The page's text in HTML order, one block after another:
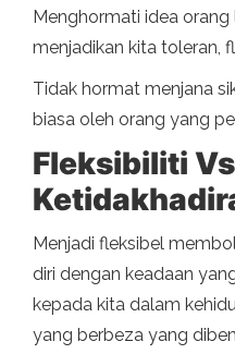
Menghormati idea
menjadikan kita toleran,
Tidak hormat menjana
biasa oleh orang yang
Fleksibiliti
Menjadi fleksibel
diri dengan keadaan
kepada kita dalam
yang berbeza yang